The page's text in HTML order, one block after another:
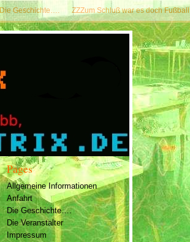
Die Geschichte…. ZZZum Schluß war es doch
Pages
Allgemeine Informationen
Anfahrt
Die Geschichte….
Die Veranstalter
Impressum